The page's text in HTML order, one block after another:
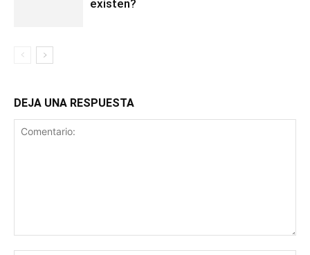
existen?
DEJA UNA RESPUESTA